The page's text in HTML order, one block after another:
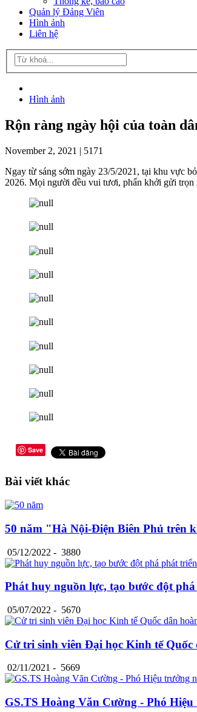
Quản lý Đảng Viên
Hình ảnh
Liên hệ
Hình ảnh
Rộn ràng ngày hội của toàn
November 2, 2021 | 5171
Ngay từ sáng sớm ngày 23/5/2021, tại khu vực
2026. Mọi người đều vui tươi, phấn khởi gửi trọn
Save
Bài viết khác
50 năm "Hà Nội-Điện Biên Phủ trên
05/12/2022 - 3880
Phát huy nguồn lực, tạo bước đột
05/07/2022 - 5670
Cử tri sinh viên Đại học Kinh tế Quốc
02/11/2021 - 5669
GS.TS Hoàng Văn Cường - Phó